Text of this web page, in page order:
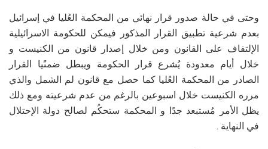
وحتى في حالة صدور قرار نهائي من المحكمة العُليا في إسرائيل
بعدم شرعية تطبيق القرار المذكور فيمكن للحكومة الاسرائيلية
الإلتفاف على القانون ومن خلال إصدار قانون من الكنيست و
خلال أيام معدودة يُشرع قرار الحكومة ويبطل ضمنًيا القرار
الصادر من المحكمة العُليا كما حصل مع قانون لم الشمل والذي
مرره الكنيست خلال اسبوعين بالرغم من عدم شرعيته ومع ذلك
يظل الأمر مُستبعد جدًا و المحكمة ستحكُم لصالح دولة الإحتلال
في النهاية .